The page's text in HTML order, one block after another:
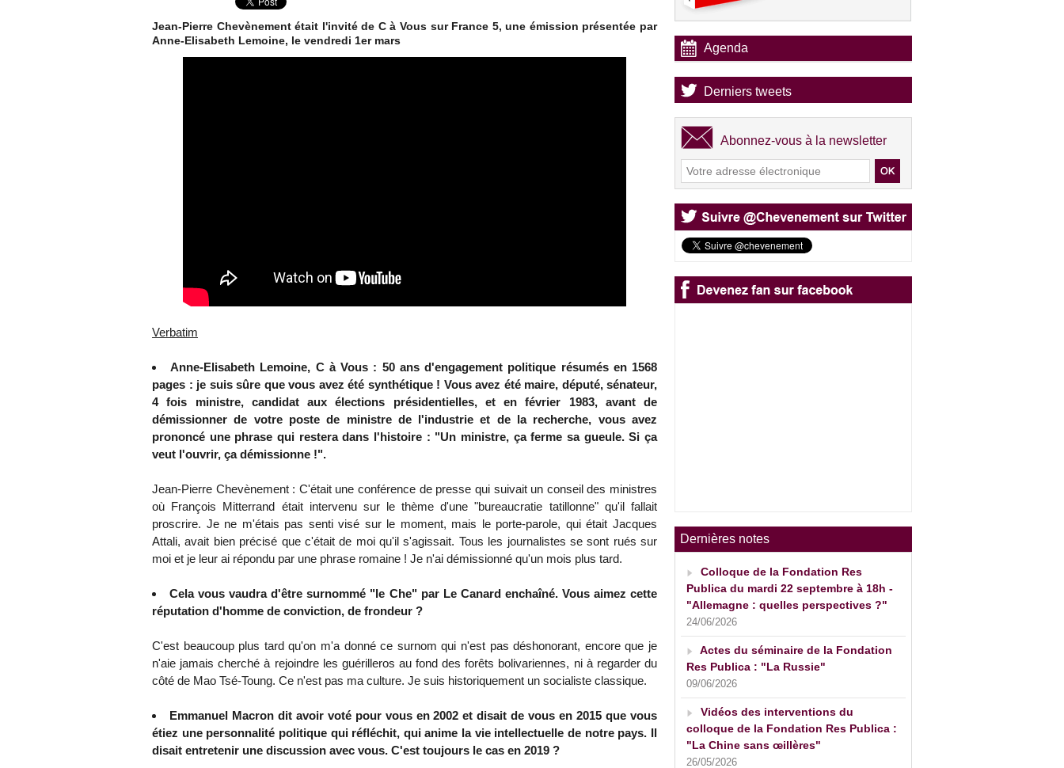
Jean-Pierre Chevènement était l'invité de C à Vous sur France 5, une émission présentée par
Anne-Elisabeth Lemoine, le vendredi 1er mars
Verbatim
Anne-Elisabeth Lemoine, C à Vous : 50 ans d'engagement politique résumés en 1568
pages : je suis sûre que vous avez été synthétique ! Vous avez été maire, député, sénateur,
4 fois ministre, candidat aux élections présidentielles, et en février 1983, avant de
démissionner de votre poste de ministre de l'industrie et de la recherche, vous avez
prononcé une phrase qui restera dans l'histoire : "Un ministre, ça ferme sa gueule. Si ça
veut l'ouvrir, ça démissionne !".
Jean-Pierre Chevènement : C'était une conférence de presse qui suivait un conseil des ministres
où François Mitterrand était intervenu sur le thème d'une "bureaucratie tatillonne" qu'il fallait
proscrire. Je ne m'étais pas senti visé sur le moment, mais le porte-parole, qui était Jacques
Attali, avait bien précisé que c'était de moi qu'il s'agissait. Tous les journalistes se sont rués sur
moi et je leur ai répondu par une phrase romaine ! Je n'ai démissionné qu'un mois plus tard.
Cela vous vaudra d'être surnommé "le Che" par Le Canard enchaîné. Vous aimez cette
réputation d'homme de conviction, de frondeur ?
C'est beaucoup plus tard qu'on m'a donné ce surnom qui n'est pas déshonorant, encore que je
n'aie jamais cherché à rejoindre les guérilleros au fond des forêts bolivariennes, ni à regarder du
côté de Mao Tsé-Toung. Ce n'est pas ma culture. Je suis historiquement un socialiste classique.
Emmanuel Macron dit avoir voté pour vous en 2002 et disait de vous en 2015 que vous
étiez une personnalité politique qui réfléchit, qui anime la vie intellectuelle de notre pays. Il
disait entretenir une discussion avec vous. C'est toujours le cas en 2019 ?
Agenda
Derniers tweets
Abonnez-vous à la newsletter
Dernières notes
Colloque de la Fondation Res
Publica du mardi 22 septembre à 18h -
"Allemagne : quelles perspectives ?"
24/06/2026
Actes du séminaire de la Fondation
Res Publica : "La Russie"
09/06/2026
Vidéos des interventions du
colloque de la Fondation Res Publica :
"La Chine sans œillères"
26/05/2026